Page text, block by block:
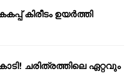
കിരീടം ഉയർത്തി
ചരിത്രത്തിലെ ഏറ്റവും